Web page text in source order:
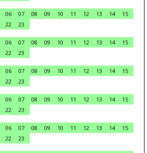
06 07 08 09 10 11 12 13 14
15
22
23
06 07 08 09 10 11 12 13 14
15
22
23
06 07 08 09 10 11 12 13 14
15
22
23
06 07 08 09 10 11 12 13 14
15
22
23
06 07 08 09 10 11 12 13 14
15
22
23